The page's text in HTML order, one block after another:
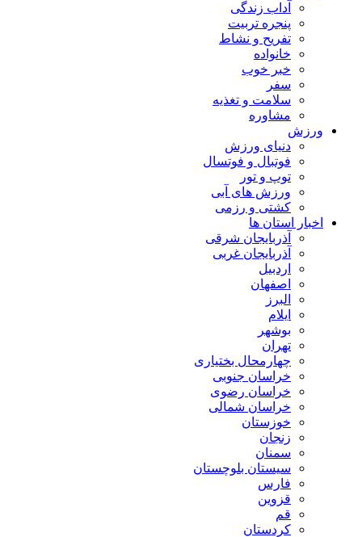
آداب زندگی
پنجره تربیت
تفریح و نشاط
خانواده
خبر خوب
سفر
سلامت و تغذیه
مشاوره
ورزش
دنیای ورزش
فوتبال و فوتسال
توپ و تور
ورزش های آبی
کشتی و رزمی
اخبار استان ها
آذربایجان شرقی
آذربایجان غربی
اردبیل
اصفهان
البرز
ایلام
بوشهر
تهران
چهارمحال بختیاری
خراسان جنوبی
خراسان رضوی
خراسان شمالی
خوزستان
زنجان
سمنان
سیستان بلوچستان
فارس
قزوین
قم
کردستان